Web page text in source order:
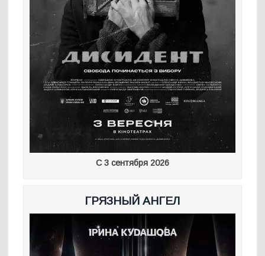
С 3 сентября 2026
ГРЯЗНЫЙ АНГЕЛ